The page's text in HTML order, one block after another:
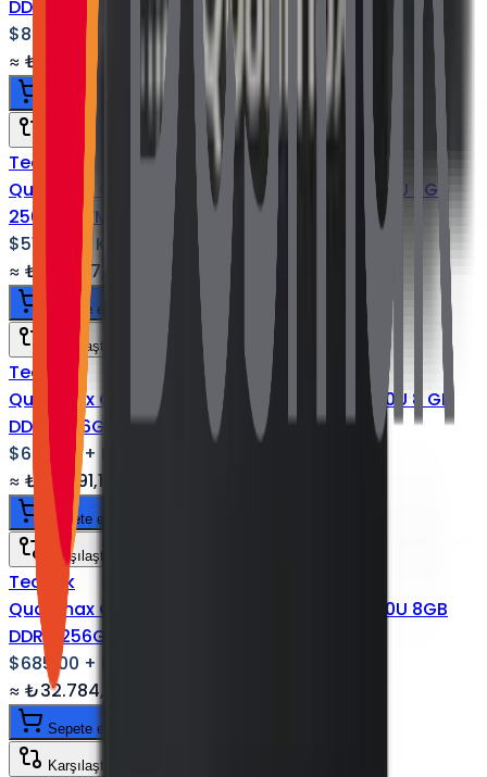
DDR4 256GB NVMe SSD Wi-Fi
$875.00
+ KDV
≈ ₺41.877,50 + KDV (% 20 )
Sepete ekle
Tedarik
Quanmax Q Serisi Endüstriyel Box PC I5 4200U 8GB
256GB NVMe SSD Wi-Fi
$515.00
+ KDV
≈ ₺24.647,90 + KDV (% 20
Sepete ekle
Karşılaştır
Tedarik
Quanmax Q Serisi Endüstriyel Box PC i5 5200U 8 GB
DDR3 256GB NVMe SSD Wi-Fi
$635.00 + KDV
≈ ₺30.391,10
Sepete ekle
Karşılaştır
Tedarik
Quanmax Q Serisi Endüstriyel Box PC I5 8250U 8GB
DDR4 256GB NVMe SSD Wi-Fi
$685.00 + KDV
≈ ₺32.784,10
Sepete ekle
Karşılaştır